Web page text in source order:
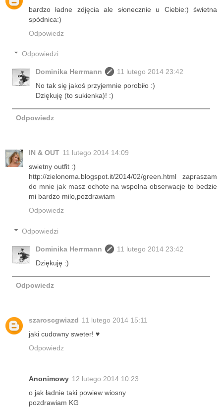
bardzo ładne zdjęcia ale słonecznie u Ciebie:) świetna
spódnica:)
Odpowiedz
Odpowiedzi
Dominika Herrmann
11 lutego 2014 23:42
No tak się jakoś przyjemnie porobiło :)
Dziękuję (to sukienka)! :)
Odpowiedz
IN & OUT 11 lutego 2014 14:09
swietny outfit :)
http://zielonoma.blogspot.it/2014/02/green.html zapraszam
do mnie jak masz ochote na wspolna obserwacje to bedzie
mi bardzo milo,pozdrawiam
Odpowiedz
Odpowiedzi
Dominika Herrmann
11 lutego 2014 23:42
Dziękuję :)
Odpowiedz
szaroscgwiazd 11 lutego 2014 15:11
jaki cudowny sweter! ♥
Odpowiedz
Anonimowy 12 lutego 2014 10:23
o jak ładnie taki powiew wiosny
pozdrawiam KG